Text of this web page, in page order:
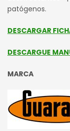
patógenos.
DESCARGAR
DESCARGUE
MARCA